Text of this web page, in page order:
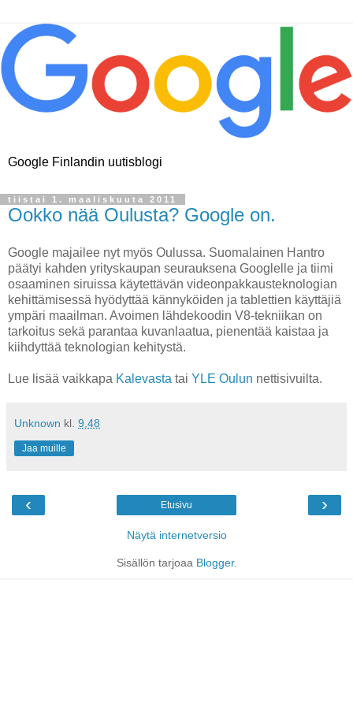
Google Finlandin uutisblogi
tiistai 1. maaliskuuta 2011
Ookko nää Oulusta? Google on.
Google majailee nyt myös Oulussa. Suomalainen Hantro
päätyi kahden yrityskaupan seurauksena Googlelle ja tiimi
osaaminen siruissa käytettävän videonpakkausteknologian
kehittämisessä hyödyttää kännyköiden ja tablettien käyttäjiä
ympäri maailman. Avoimen lähdekoodin V8-tekniikan on
tarkoitus sekä parantaa kuvanlaatua, pienentää kaistaa ja
kiihdyttää teknologian kehitystä.
Lue lisää vaikkapa Kalevasta tai YLE Oulun nettisivuilta.
Unknown kl. 9.48
Jaa muille
‹ ›
Etusivu
Näytä internetversio
Sisällön tarjoaa Blogger.